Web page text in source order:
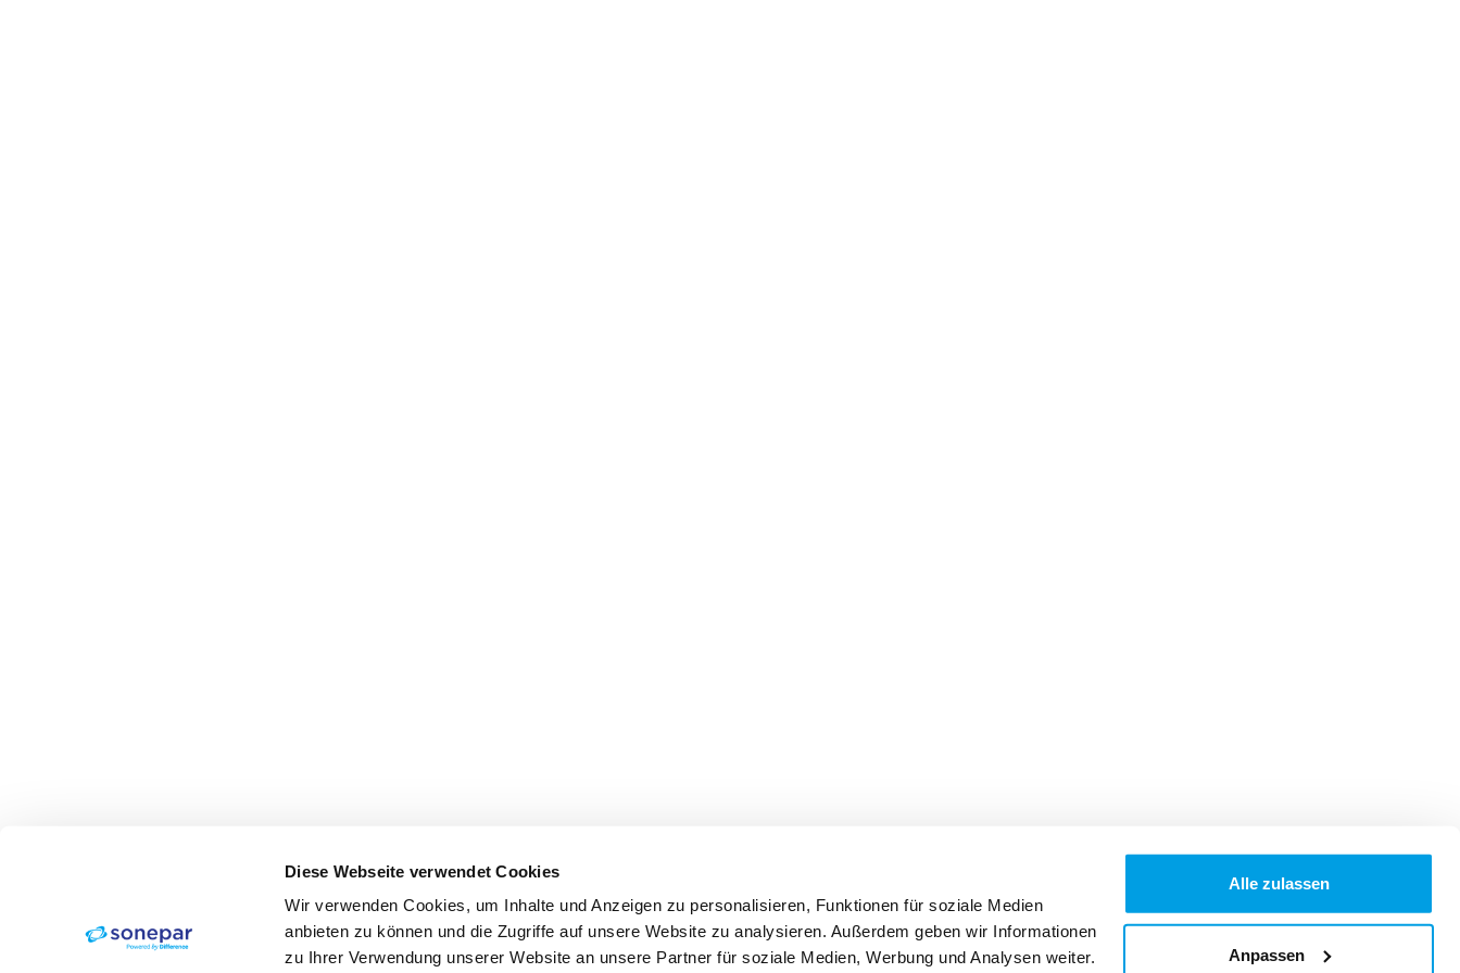
Diese Webseite verwendet Cookies
Wir verwenden Cookies, um Inhalte und Anzeigen zu personalisieren, Funktionen für soziale Medien
anbieten zu können und die Zugriffe auf unsere Website zu analysieren. Außerdem geben wir Informationen
zu Ihrer Verwendung unserer Website an unsere Partner für soziale Medien, Werbung und Analysen weiter.
Alle zulassen
Anpassen